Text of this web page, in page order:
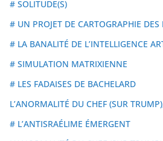
# SOLITUDE(S)
# UN PROJET DE CARTOGRAPHIE DES
# LA BANALITÉ DE L’INTELLIGENCE
# SIMULATION MATRIXIENNE
# LES FADAISES DE BACHELARD
L’ANORMALITÉ DU CHEF (SUR
# L’ANTISRAÉLIME ÉMERGENT